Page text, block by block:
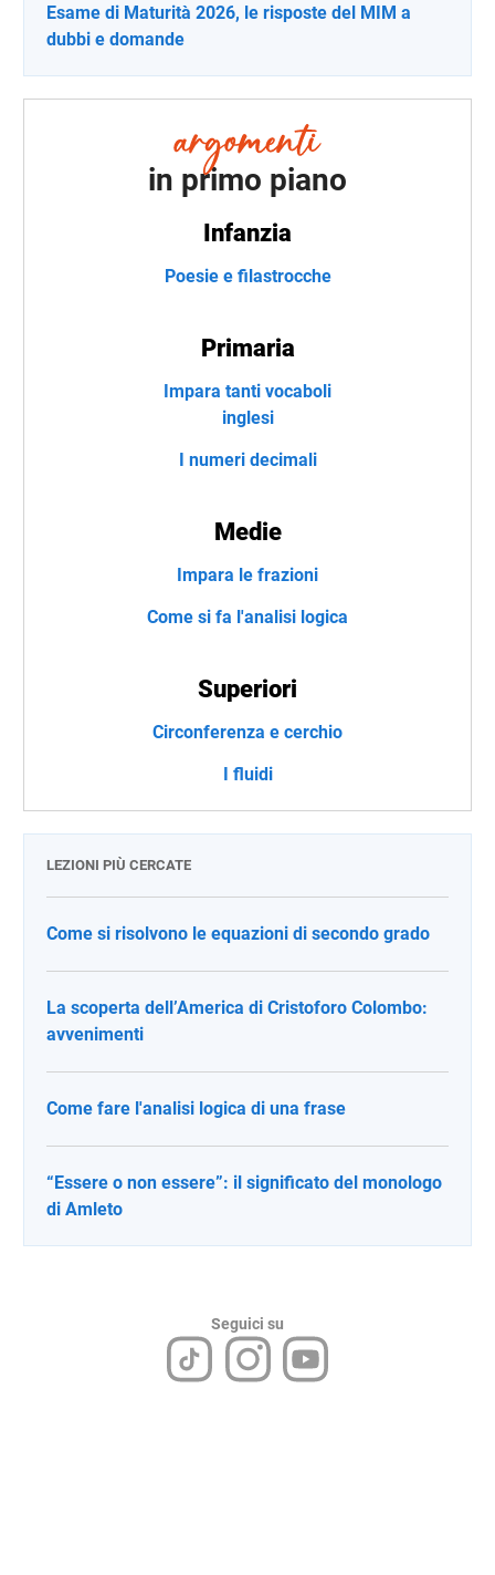
Esame di Maturità 2026, le risposte del MIM a
dubbi e domande
in primo piano
Infanzia
Poesie e filastrocche
Primaria
Impara tanti vocaboli
inglesi
I numeri decimali
Medie
Impara le frazioni
Come si fa l'analisi logica
Superiori
Circonferenza e cerchio
I fluidi
LEZIONI PIÙ CERCATE
Come si risolvono le equazioni di secondo grado
La scoperta dell’America di Cristoforo Colombo:
avvenimenti
Come fare l'analisi logica di una frase
“Essere o non essere”: il significato del monologo
di Amleto
Seguici su